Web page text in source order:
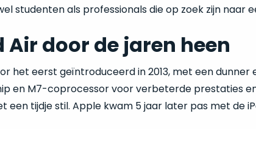
studenten als professionals die op zoek zijn naar
Air door de jaren heen
het eerst geïntroduceerd in 2013, met een
en M7-coprocessor voor verbeterde prestaties
een tijdje stil. Apple kwam 5 jaar later pas met de